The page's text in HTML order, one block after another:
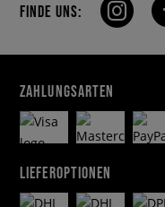
FINDE UNS:
ZAHLUNGSARTEN
LIEFEROPTIONEN